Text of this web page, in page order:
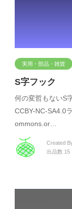
実用・部品・雑貨
S字フック
何の変哲もないS
CCBY-NC-SA4.0
ommons.or…
Created
出品数 15